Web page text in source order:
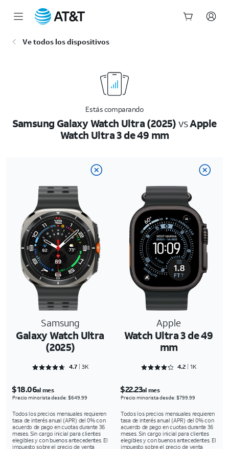
Ve todos los dispositivos
Estás comparando
Samsung Galaxy Watch Ultra (2025)vsApple
Watch Ultra 3 de 49 mm
Samsung
Galaxy Watch Ultra
(2025)
Apple
Watch Ultra 3 de 49
mm
Rated 4.7303 out of 5
4.7 3K Rated 4.2972 out of 5
4.2 1K
$18.06al mes
Precio minorista desde: $649.99
Todos los precios mensuales requieren
tasa de interés anual (APR) del 0% con
acuerdo de pago en cuotas durante 36
meses. Sin cargo inicial para clientes
elegibles y con buenos antecedentes. El
impuesto sobre el precio de venta
$22.23al mes
Precio minorista desde: $799.99
Todos los precios mensuales requieren
tasa de interés anual (APR) del 0% con
acuerdo de pago en cuotas durante 36
meses. Sin cargo inicial para clientes
elegibles y con buenos antecedentes. El
impuesto sobre el precio de venta